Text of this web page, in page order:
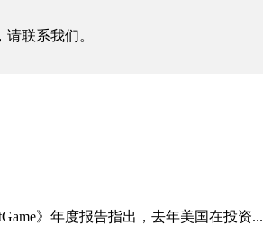
联系我们。
》年度报告指出，去年美国在投资...